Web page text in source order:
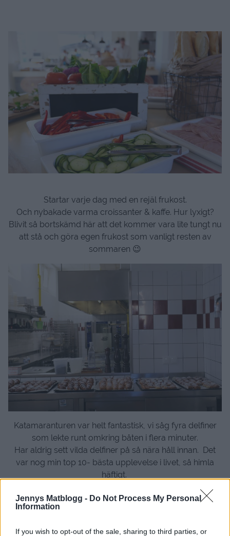
Jennys Matblogg - Do Not Process My Personal
Information
If you wish to opt-out of the sale, sharing to third parties, or
Startar varje dag med en rejäl frukost.
Och nybakade varma croissanter & kaffe. Hur lyxigt?
Blivit så bortskämd här att det kommer vara lite tungt nu
att stå och göra egen frukost som vanligt resten av
sommaren 😉
Katamaranturen var helt fantastisk, vi såg fyra delfiner
som lekte runt omkring båten i flera minuter.
Har aldrig sett vilda delfiner på så nära håll innan. Det
var nog min top 10- bästa upplevelse i livet, så himla
häftigt.